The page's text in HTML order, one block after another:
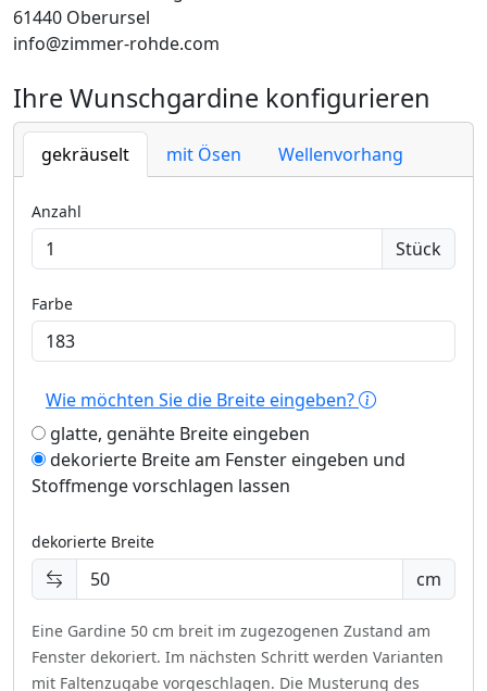
61440 Oberursel
info@zimmer-rohde.com
Ihre Wunschgardine konfigurieren
gekräuselt mit Ösen Wellenvorhang
Anzahl
Stück
Farbe
Wie möchten Sie die Breite eingeben?
glatte, genähte Breite eingeben
dekorierte Breite am Fenster eingeben und
Stoffmenge vorschlagen lassen
dekorierte Breite
cm
Eine Gardine 50 cm breit im zugezogenen Zustand am
Fenster dekoriert. Im nächsten Schritt werden Varianten
mit Faltenzugabe vorgeschlagen. Die Musterung des